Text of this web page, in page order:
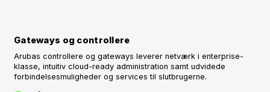
Gateways og controllere
Arubas controllere og gateways leverer netværk i enterprise-
klasse, intuitiv cloud-ready administration samt udvidede
forbindelsesmuligheder og services til slutbrugerne.